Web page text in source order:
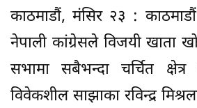
काठमाडौं, मंसिर २३ :
नेपाली कांग्रेसले विजयी खाता
सभामा सबैभन्दा चर्चित
विवेकशील साझाका रविन्द्र